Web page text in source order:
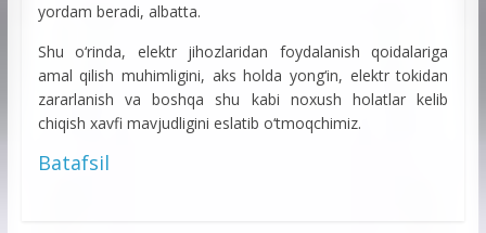
yordam beradi, albatta.
Shu о‘rinda, elektr jihozlaridan foydalanish qoidalariga
amal qilish muhimligini, aks holda yong‘in, elektr tokidan
zararlanish va boshqa shu kabi noxush holatlar kelib
chiqish xavfi mavjudligini eslatib о‘tmoqchimiz.
Batafsil